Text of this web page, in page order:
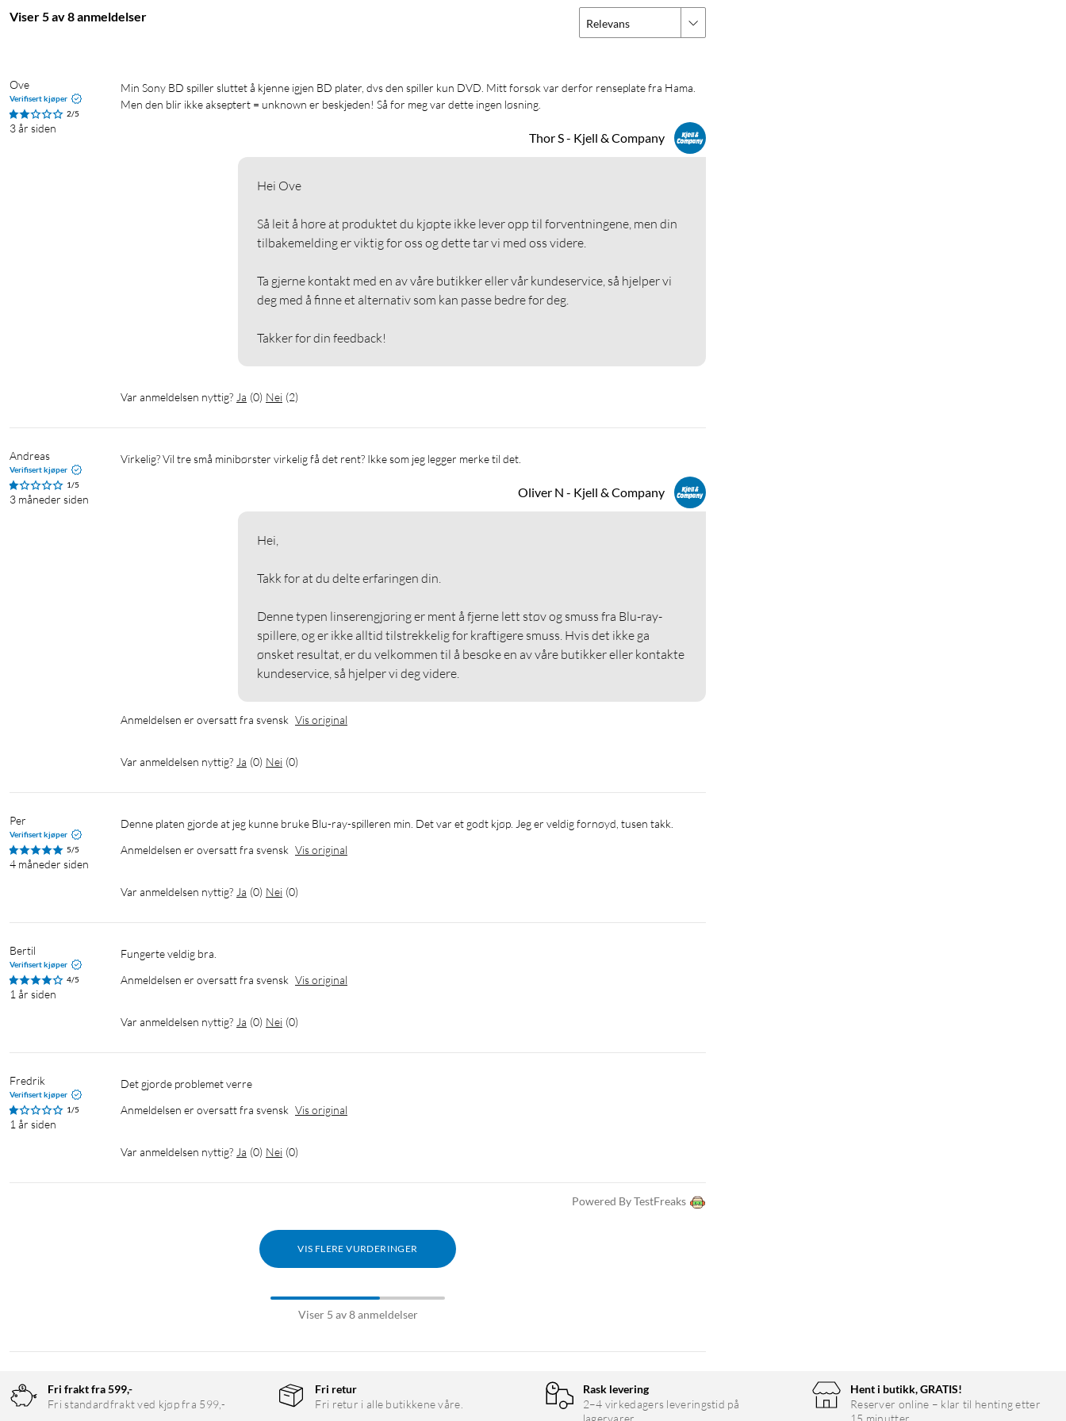
Viser 5 av 8 anmeldelser Relevans
Ove
Verifisert kjøper
2/5
3 år siden
Min Sony BD spiller sluttet å kjenne igjen BD plater, dvs den spiller kun DVD. Mitt forsøk var derfor renseplate fra Hama.
Men den blir ikke akseptert = unknown er beskjeden! Så for meg var dette ingen løsning.
Thor S - Kjell & Company
Hei Ove
Så leit å høre at produktet du kjøpte ikke lever opp til forventningene, men din
tilbakemelding er viktig for oss og dette tar vi med oss videre.
Ta gjerne kontakt med en av våre butikker eller vår kundeservice, så hjelper vi
deg med å finne et alternativ som kan passe bedre for deg.
Takker for din feedback!
Var anmeldelsen nyttig? Ja (0) Nei (2)
Andreas
Verifisert kjøper
1/5
3 måneder siden
Virkelig? Vil tre små minibørster virkelig få det rent? Ikke som jeg legger merke til det.
Oliver N - Kjell & Company
Hei,
Takk for at du delte erfaringen din.
Denne typen linserengjøring er ment å fjerne lett støv og smuss fra Blu-ray-
spillere, og er ikke alltid tilstrekkelig for kraftigere smuss. Hvis det ikke ga
ønsket resultat, er du velkommen til å besøke en av våre butikker eller kontakte
kundeservice, så hjelper vi deg videre.
Anmeldelsen er oversatt fra svensk Vis original
Var anmeldelsen nyttig? Ja (0) Nei (0)
Per
Verifisert kjøper
5/5
4 måneder siden
Denne platen gjorde at jeg kunne bruke Blu-ray-spilleren min. Det var et godt kjøp. Jeg er veldig fornøyd, tusen takk.
Anmeldelsen er oversatt fra svensk Vis original
Var anmeldelsen nyttig? Ja (0) Nei (0)
Bertil
Verifisert kjøper
4/5
1 år siden
Fungerte veldig bra.
Anmeldelsen er oversatt fra svensk Vis original
Var anmeldelsen nyttig? Ja (0) Nei (0)
Fredrik
Verifisert kjøper
1/5
1 år siden
Det gjorde problemet verre
Anmeldelsen er oversatt fra svensk Vis original
Var anmeldelsen nyttig? Ja (0) Nei (0)
Powered By TestFreaks
VIS FLERE VURDERINGER
Viser 5 av 8 anmeldelser
Fri frakt fra 599,-
Fri standardfrakt ved kjøp fra 599,-
Fri retur
Fri retur i alle butikkene våre.
Rask levering
2–4 virkedagers leveringstid på
Hent i butikk, GRATIS!
Reserver online – klar til henting etter